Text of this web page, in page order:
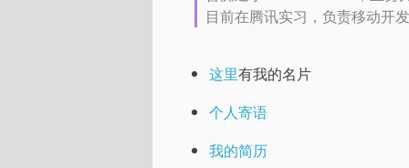
目前在腾讯实习，负责移动开
这里有我的名片
个人寄语
我的简历